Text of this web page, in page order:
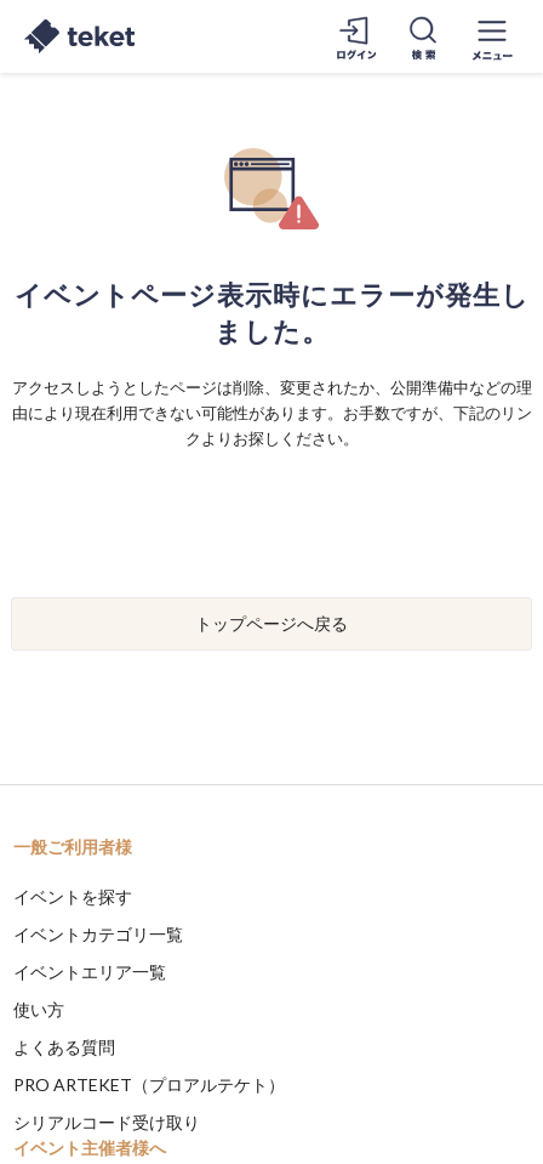
イベントページ表示時にエラーが発生し
ました。
アクセスしようとしたページは削除、変更されたか、公開準備中などの理
由により現在利用できない可能性があります。お手数ですが、下記のリン
クよりお探しください。
トップページへ戻る
一般ご利用者様
イベントを探す
イベントカテゴリ一覧
イベントエリア一覧
使い方
よくある質問
PRO ARTEKET（プロアルテケト）
シリアルコード受け取り
イベント主催者様へ